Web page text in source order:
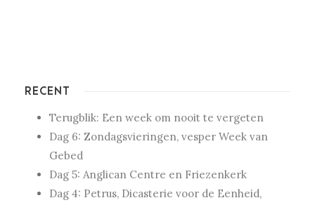
RECENT
Terugblik: Een week om nooit te vergeten
Dag 6: Zondagsvieringen, vesper Week van
Gebed
Dag 5: Anglican Centre en Friezenkerk
Dag 4: Petrus, Dicasterie voor de Eenheid,